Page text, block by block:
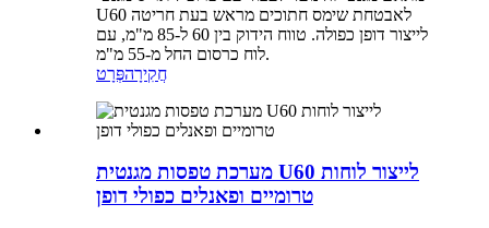
U60 לאבטחת שימס חתוכים מראש בעת חריטה
לייצור דופן כפולה. טווח הידוק בין 60 ל-85 מ"מ, עם
לוח כרסום החל מ-55 מ"מ.
חֲקִירָהפְּרָט
מערכת טפסות מגנטית U60 לייצור לוחות
טרומיים ופאנלים כפולי דופן